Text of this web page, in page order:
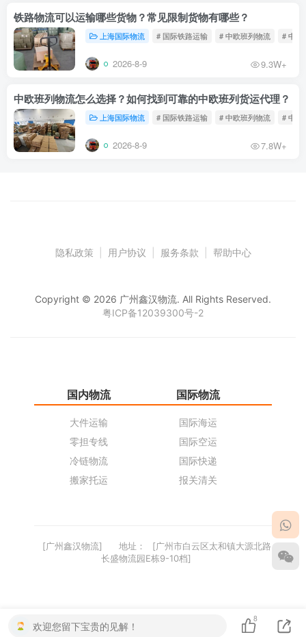
铁路物流可以运输哪些货物？常见限制货物有哪些？
上海国际物流 # 国际铁路运输 # 中欧班列物流 # 中欧
2026-8-9 9.3W+
中欧班列物流怎么选择？如何找到可靠的中欧班列货运代理？
上海国际物流 # 国际铁路运输 # 中欧班列物流 # 中欧
2026-8-9 7.8W+
隐私政策 用户协议 服务条款 帮助中心
Copyright © 2026 广州鑫汉物流. All Rights Reserved.
粤ICP备12039300号-2
国内物流
大件运输
零担专线
冷链物流
搬家托运
国际物流
国际海运
国际空运
国际快递
报关清关
[广州鑫汉物流] 地址：
[广州市白云区太和镇大源北路
长盛物流园E栋9-10档]
欢迎您留下宝贵的见解！
8